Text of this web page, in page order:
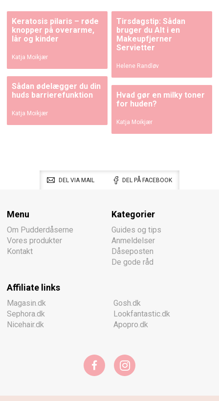
Keratosis pilaris – røde
knopper på overarme,
lår og kinder
Katja Moikjær
Tirsdagstip: Sådan
bruger du Alt i en
Makeupfjerner
Servietter
Helene Randløv
Sådan ødelægger du din
huds barrierefunktion
Katja Moikjær
Hvad gør en milky toner
for huden?
Katja Moikjær
DEL VIA MAIL DEL PÅ FACEBOOK
Menu
Om Pudderdåserne
Vores produkter
Kontakt
Kategorier
Guides og tips
Anmeldelser
Dåseposten
De gode råd
Affiliate links
Magasin.dk
Sephora.dk
Nicehair.dk
Gosh.dk
Lookfantastic.dk
Apopro.dk